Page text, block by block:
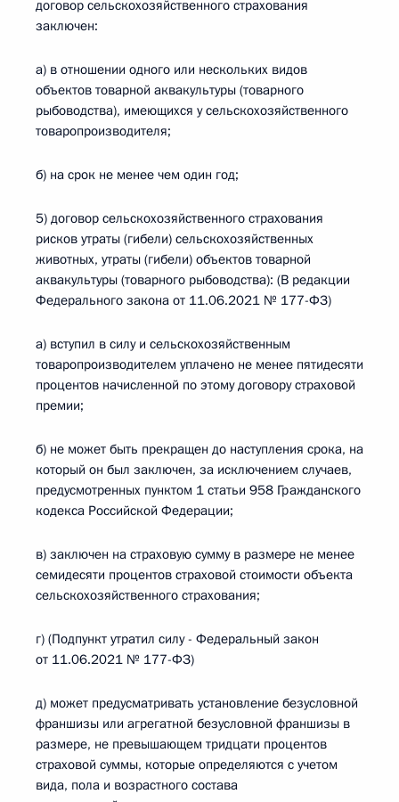
договор сельскохозяйственного страхования
заключен:
а) в отношении одного или нескольких видов
объектов товарной аквакультуры (товарного
рыбоводства), имеющихся у сельскохозяйственного
товаропроизводителя;
б) на срок не менее чем один год;
5) договор сельскохозяйственного страхования
рисков утраты (гибели) сельскохозяйственных
животных, утраты (гибели) объектов товарной
аквакультуры (товарного рыбоводства): (В редакции
Федерального закона от 11.06.2021 № 177-ФЗ)
а) вступил в силу и сельскохозяйственным
товаропроизводителем уплачено не менее пятидесяти
процентов начисленной по этому договору страховой
премии;
б) не может быть прекращен до наступления срока, на
который он был заключен, за исключением случаев,
предусмотренных пунктом 1 статьи 958 Гражданского
кодекса Российской Федерации;
в) заключен на страховую сумму в размере не менее
семидесяти процентов страховой стоимости объекта
сельскохозяйственного страхования;
г) (Подпункт утратил силу - Федеральный закон
от 11.06.2021 № 177-ФЗ)
д) может предусматривать установление безусловной
франшизы или агрегатной безусловной франшизы в
размере, не превышающем тридцати процентов
страховой суммы, которые определяются с учетом
вида, пола и возрастного состава